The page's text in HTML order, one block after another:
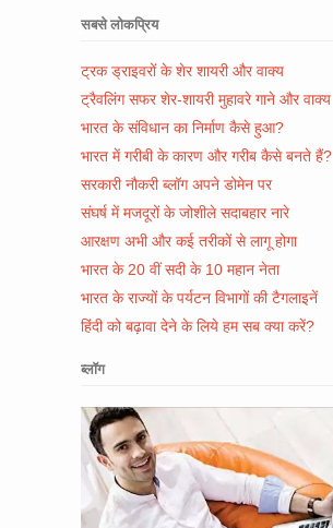
सबसे लोकप्रिय
ट्रक ड्राइवरों के शेर शायरी और वाक्य
ट्रैवलिंग सफर शेर-शायरी मुहावरे गाने और वाक्य
भारत के संविधान का निर्माण कैसे हुआ?
भारत में गरीबी के कारण और गरीब कैसे बनते हैं?
सरकारी नौकरी ब्लॉग अपने डोमेन पर
संघर्ष में मजदूरों के जोशीले सदाबहार नारे
आरक्षण अभी और कई तरीकों से लागू होगा
भारत के 20 वीं सदी के 10 महान नेता
भारत के राज्यों के पर्यटन विभागों की टैगलाइनें
हिंदी को बढ़ावा देने के लिये हम सब क्या करें?
ब्लॉग